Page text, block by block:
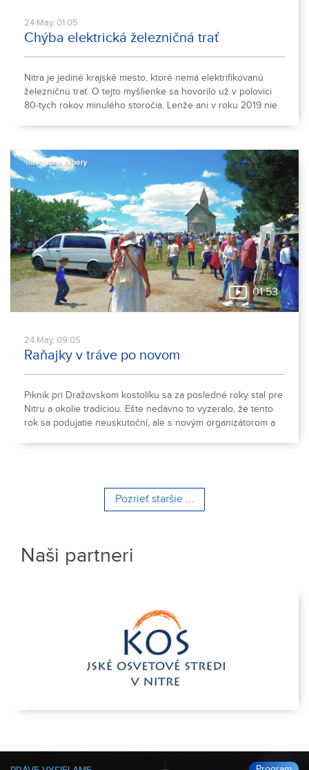
24.May, 01:05
Chýba elektrická železničná trať
Nitra je jediné krajské mesto, ktoré nemá elektrifikovanú
železničnú trať. O tejto myšlienke sa hovorilo už v polovici
80-tych rokov minulého storočia. Lenže ani v roku 2019 nie
01:53
24.May, 09:05
Raňajky v tráve po novom
Piknik pri Dražovskom kostolíku sa za posledné roky stal pre
Nitru a okolie tradíciou. Ešte nedávno to vyzeralo, že tento
rok sa podujatie neuskutoční, ale s novým organizátorom a
Pozrieť staršie ...
Naši partneri